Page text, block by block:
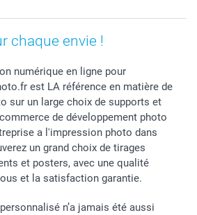
chaque envie !
numérique en ligne pour
est LA référence en matière de
sur un large choix de supports et
de développement photo
a l'impression photo dans
un grand choix de tirages
et posters, avec une qualité
et la satisfaction garantie.
n’a jamais été aussi